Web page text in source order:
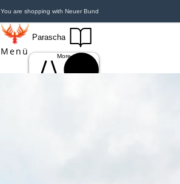
You are shopping with Neuer Bund
Menü
Parascha
More